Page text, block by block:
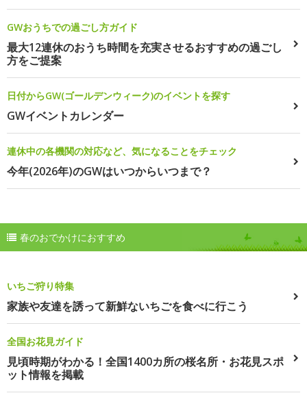
GWおうちでの過ごし方ガイド
最大12連休のおうち時間を充実させるおすすめの過ごし
方をご提案
日付からGW(ゴールデンウィーク)のイベントを探す
GWイベントカレンダー
連休中の各機関の対応など、気になることをチェック
今年(2026年)のGWはいつからいつまで？
春のおでかけにおすすめ
いちご狩り特集
家族や友達を誘って新鮮ないちごを食べに行こう
全国お花見ガイド
見頃時期がわかる！全国1400カ所の桜名所・お花見スポ
ット情報を掲載